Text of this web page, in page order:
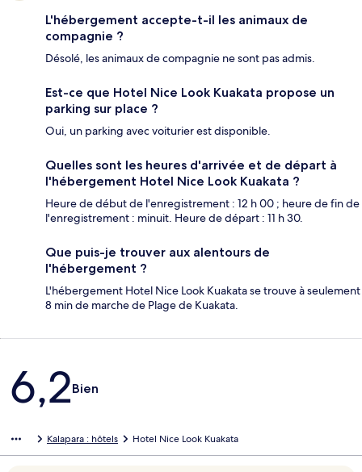
L'hébergement accepte-t-il les animaux de
compagnie ?
Désolé, les animaux de compagnie ne sont pas admis.
Est-ce que Hotel Nice Look Kuakata propose un
parking sur place ?
Oui, un parking avec voiturier est disponible.
Quelles sont les heures d'arrivée et de départ à
l'hébergement Hotel Nice Look Kuakata ?
Heure de début de l'enregistrement : 12 h 00 ; heure de fin de
l'enregistrement : minuit. Heure de départ : 11 h 30.
Que puis-je trouver aux alentours de
l'hébergement ?
L'hébergement Hotel Nice Look Kuakata se trouve à seulement
8 min de marche de Plage de Kuakata.
Avis
6,2Bien
Kalapara : hôtels Hotel Nice Look Kuakata